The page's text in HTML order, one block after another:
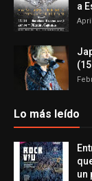
a
Lo más leído
un